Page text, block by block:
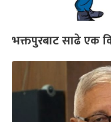
भक्तपुरबाट साढे एक